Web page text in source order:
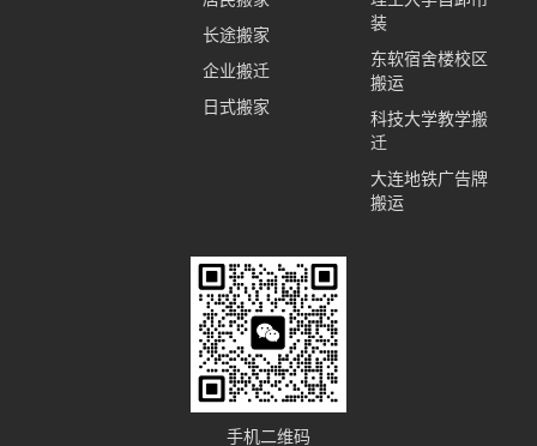
长途搬家
企业搬迁
日式搬家
装
东软宿舍楼校区
搬运
科技大学教学搬
迁
大连地铁广告牌
搬运
手机二维码